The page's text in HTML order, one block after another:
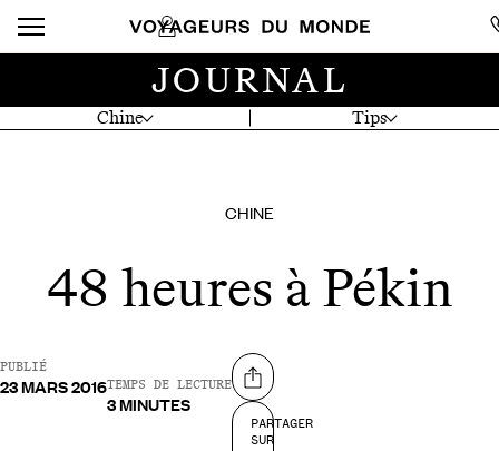
Chine Tips
JOURNAL
CHINE
48 heures à Pékin
PUBLIÉ
23 MARS 2016TEMPS DE LECTURE
3 MINUTES
Partager sur
PARTAGER
SUR